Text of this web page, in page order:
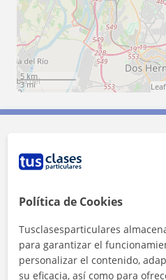
5 km
3 mi
Contacta con
1ª clase gratis
Política de Cookies
Tusclasesparticulares
para garantizar el
personalizar el contenido,
su eficacia, así como para